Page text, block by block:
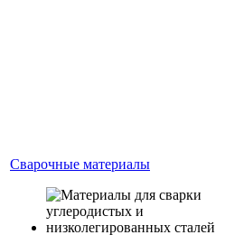
Сварочные материалы